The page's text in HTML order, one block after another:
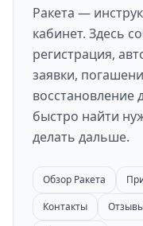
Ракета —
кабинет. Здесь
регистрация,
заявки,
восстановление
быстро найти
делать дальше.
Обзор Ракета
Контакты